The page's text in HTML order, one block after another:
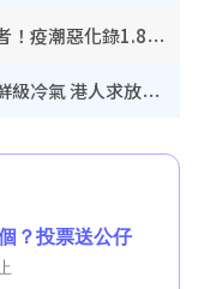
奪命寄生蟲｜食生菜狂瀉首現死者！疫潮惡化錄1.8萬宗病例 揭洗菜3大謬誤
內地客歎港人唔識老！揭港鐵保鮮級冷氣 港人求放過：咪投訴